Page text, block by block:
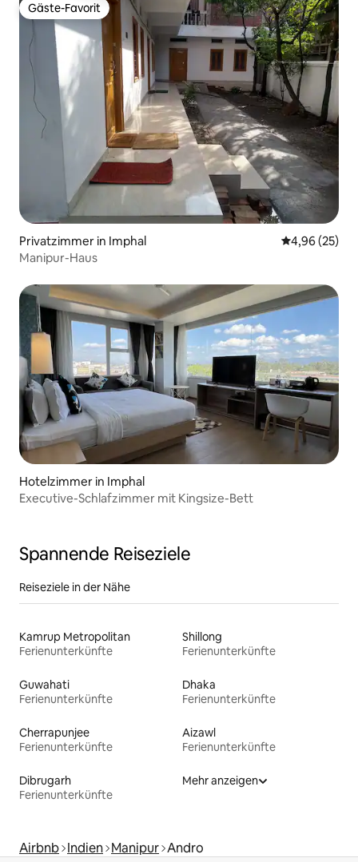
Gäste-Favorit
Gäste-Favorit
Privatzimmer in Imphal
4,96 (25)
Manipur-Haus
Hotelzimmer in Imphal
Executive-Schlafzimmer mit Kingsize-Bett
Spannende Reiseziele
Reiseziele in der Nähe
Kamrup Metropolitan
Ferienunterkünfte
Shillong
Ferienunterkünfte
Guwahati
Ferienunterkünfte
Dhaka
Ferienunterkünfte
Cherrapunjee
Ferienunterkünfte
Aizawl
Ferienunterkünfte
Dibrugarh
Ferienunterkünfte
Mehr anzeigen
Airbnb Indien Manipur Andro